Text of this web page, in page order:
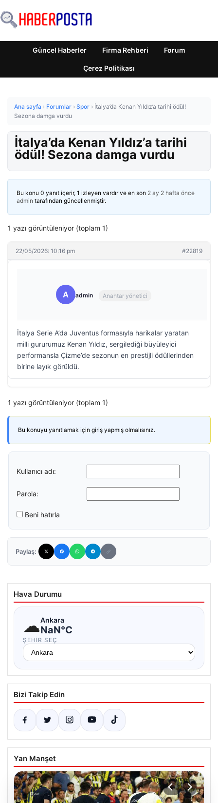
Güncel Haberler Firma Rehberi Forum
Çerez Politikası
Ana sayfa › Forumlar › Spor › İtalya’da Kenan Yıldız’a tarihi ödül!
Sezona damga vurdu
İtalya’da Kenan Yıldız’a tarihi
ödül! Sezona damga vurdu
Bu konu 0 yanıt içerir, 1 izleyen vardır ve en son 2 ay 2 hafta önce
admin tarafından güncellenmiştir.
1 yazı görüntüleniyor (toplam 1)
22/05/2026: 10:16 pm #22819
A admin Anahtar yönetici
İtalya Serie A’da Juventus formasıyla harikalar yaratan
milli gururumuz Kenan Yıldız, sergilediği büyüleyici
performansla Çizme’de sezonun en prestijli ödüllerinden
birine layık görüldü.
1 yazı görüntüleniyor (toplam 1)
Bu konuyu yanıtlamak için giriş yapmış olmalısınız.
Kullanıcı adı:
Parola:
Beni hatırla
Paylaş:
Hava Durumu
☁Ankara
NaN°C
ŞEHIR SEÇ
Bizi Takip Edin
Yan Manşet